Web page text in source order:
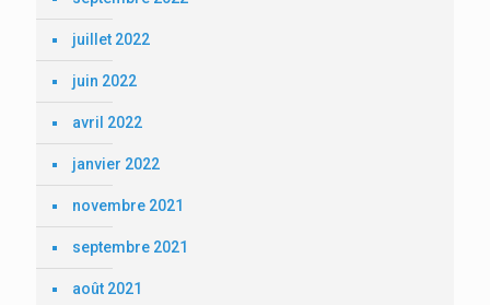
juillet 2022
juin 2022
avril 2022
janvier 2022
novembre 2021
septembre 2021
août 2021